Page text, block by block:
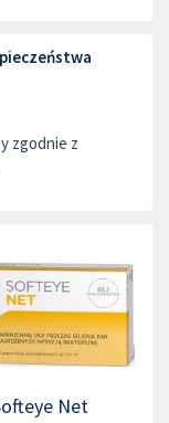
zgodnie z
Net